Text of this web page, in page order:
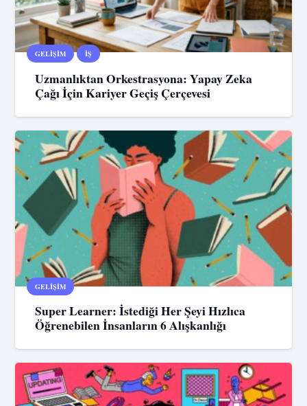
GELIŞIM İŞ
Uzmanlıktan Orkestrasyona: Yapay Zeka
Çağı İçin Kariyer Geçiş Çerçevesi
GELIŞIM
Super Learner: İstediği Her Şeyi Hızlıca
Öğrenebilen İnsanların 6 Alışkanlığı